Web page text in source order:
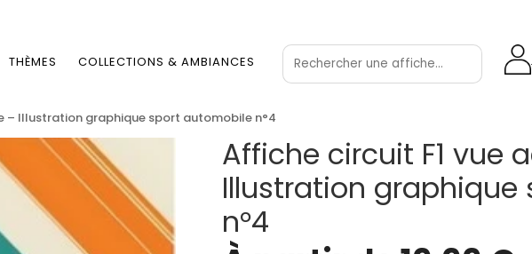
THÈMES COLLECTIONS & AMBIANCES
– Illustration graphique sport automobile n°4
Affiche circuit F1 vue
Illustration
n°4